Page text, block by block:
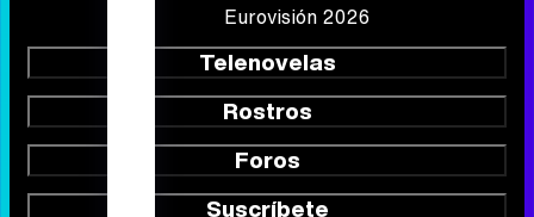
Eurovisión 2026
Telenovelas
Rostros
Foros
Suscríbete